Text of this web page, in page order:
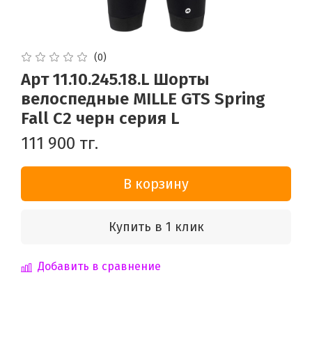
(0)
Арт 11.10.245.18.L Шорты
велоспедные MILLE GTS Spring
Fall C2 черн серия L
111 900 тг.
В корзину
Купить в 1 клик
Добавить в сравнение